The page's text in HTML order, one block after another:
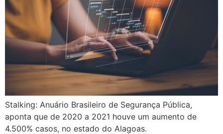
Stalking: Anuário Brasileiro de Segurança Pública,
aponta que de 2020 a 2021 houve um aumento de
4.500% casos, no estado do Alagoas.